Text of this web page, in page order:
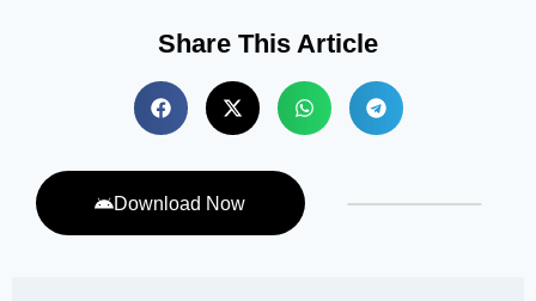
Share This Article
Download Now